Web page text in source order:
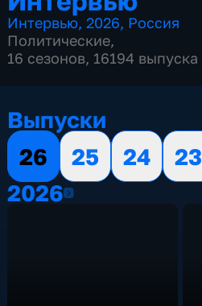
Интервью,2026, Россия
Политические,
16 сезонов, 16194 выпуска
Выпуски
26
25 24 23
20262026